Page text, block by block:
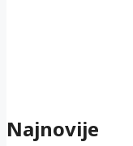
Najnovije